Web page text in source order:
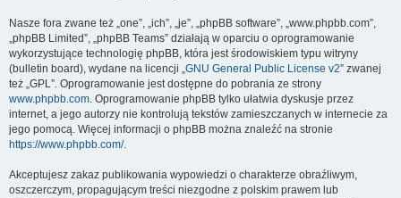
Nasze fora zwane też „one”, „ich”, „je”, „phpBB software”, „www.phpbb.com”,
„phpBB Limited”, „phpBB Teams” działają w oparciu o oprogramowanie
wykorzystujące technologię phpBB, która jest środowiskiem typu witryny
(bulletin board), wydane na licencji „GNU General Public License v2” zwanej
też „GPL”. Oprogramowanie jest dostępne do pobrania ze strony
www.phpbb.com. Oprogramowanie phpBB tylko ułatwia dyskusje przez
internet, a jego autorzy nie kontrolują tekstów zamieszczanych w internecie za
jego pomocą. Więcej informacji o phpBB można znaleźć na stronie
https://www.phpbb.com/.
Akceptujesz zakaz publikowania wypowiedzi o charakterze obraźliwym,
oszczerczym, propagującym treści niezgodne z polskim prawem lub